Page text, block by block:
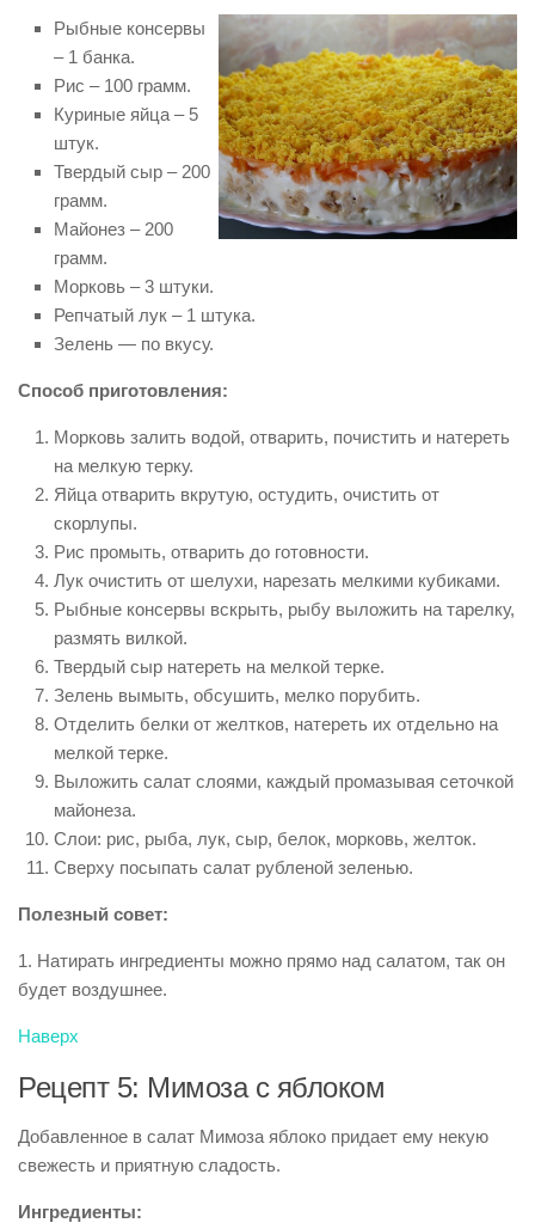
Рыбные консервы
– 1 банка.
Рис – 100 грамм.
Куриные яйца – 5
штук.
Твердый сыр – 200
грамм.
Майонез – 200
грамм.
Морковь – 3 штуки.
Репчатый лук – 1 штука.
Зелень — по вкусу.
Способ приготовления:
Морковь залить водой, отварить, почистить и натереть
на мелкую терку.
Яйца отварить вкрутую, остудить, очистить от
скорлупы.
Рис промыть, отварить до готовности.
Лук очистить от шелухи, нарезать мелкими кубиками.
Рыбные консервы вскрыть, рыбу выложить на тарелку,
размять вилкой.
Твердый сыр натереть на мелкой терке.
Зелень вымыть, обсушить, мелко порубить.
Отделить белки от желтков, натереть их отдельно на
мелкой терке.
Выложить салат слоями, каждый промазывая сеточкой
майонеза.
Слои: рис, рыба, лук, сыр, белок, морковь, желток.
Сверху посыпать салат рубленой зеленью.
Полезный совет:
1. Натирать ингредиенты можно прямо над салатом, так он
будет воздушнее.
Наверх
Рецепт 5: Мимоза с яблоком
Добавленное в салат Мимоза яблоко придает ему некую
свежесть и приятную сладость.
Ингредиенты: